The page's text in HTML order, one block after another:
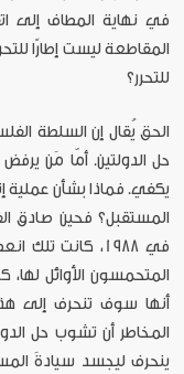
في نهاية المطاف إلى
المقاطعة ليست إطارًا
للتحرر؟
الحق يُقال إن السلطة
حل الدولتين. أمّا مَن يرفض
يكفي. فماذا بشأن عملية
المستقبل؟ فحين صادق
في 1988، كانت
المتحمسون الأوائل
أنها سوف تنحرف إلى
المخاطر أن تشوب حل
ينحرف ليجسد سيادةَ